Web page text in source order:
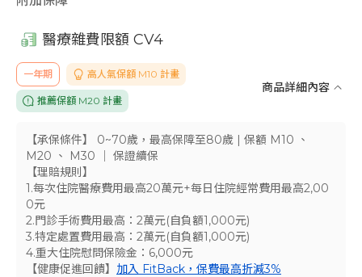
醫療雜費限額 CV4
一年期 高人氣保額 M10 計畫
推薦保額 M20 計畫
商品詳細內容
【承保條件】 0~70歲，最高保障至80歲 | 保額 M10 、
M20 、 M30
｜ 保證續保
【理賠規則】
1.每次住院醫療費用最高20萬元+每日住院經常費用最高2,00
0元
2.門診手術費用最高：2萬元(自負額1,000元)
3.特定處置費用最高：2萬元(自負額1,000元)
4.重大住院慰問保險金：6,000元
【健康促進回饋】 加入 FitBack，保費最高折減3%